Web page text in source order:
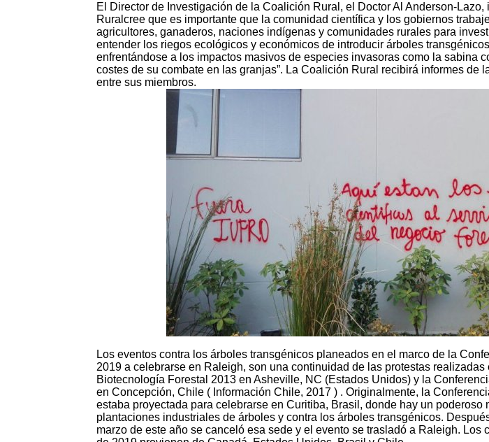
El Director de Investigación de la Coalición Rural, el Doctor Al Anderson-
Ruralcree que es importante que la comunidad científica y los gobiernos
agricultores, ganaderos, naciones indígenas y comunidades rurales para
entender los riegos ecológicos y económicos de introducir árboles
enfrentándose a los impactos masivos de especies invasoras como la sabina
costes de su combate en las granjas”. La Coalición Rural recibirá informes de
entre sus miembros.
Los eventos contra los árboles transgénicos planeados en el marco de la
2019 a celebrarse en Raleigh, son una continuidad de las protestas
Biotecnología Forestal 2013 en Asheville, NC (Estados Unidos) y la
en Concepción, Chile ( Información Chile, 2017 ) . Originalmente, la
estaba proyectada para celebrarse en Curitiba, Brasil, donde hay un poderoso
plantaciones industriales de árboles y contra los árboles transgénicos.
marzo de este año se canceló esa sede y el evento se trasladó a Raleigh. Los